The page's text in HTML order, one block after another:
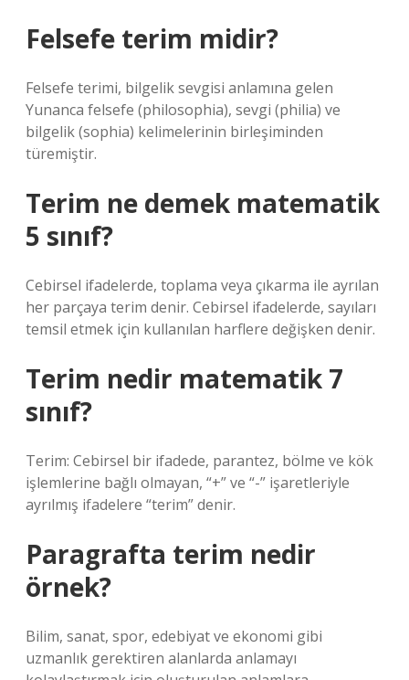
Felsefe terim midir?
Felsefe terimi, bilgelik sevgisi anlamına gelen
Yunanca felsefe (philosophia), sevgi (philia) ve
bilgelik (sophia) kelimelerinin birleşiminden
türemiştir.
Terim ne demek matematik
5 sınıf?
Cebirsel ifadelerde, toplama veya çıkarma ile ayrılan
her parçaya terim denir. Cebirsel ifadelerde, sayıları
temsil etmek için kullanılan harflere değişken denir.
Terim nedir matematik 7
sınıf?
Terim: Cebirsel bir ifadede, parantez, bölme ve kök
işlemlerine bağlı olmayan, “+” ve “-” işaretleriyle
ayrılmış ifadelere “terim” denir.
Paragrafta terim nedir
örnek?
Bilim, sanat, spor, edebiyat ve ekonomi gibi
uzmanlık gerektiren alanlarda anlamayı